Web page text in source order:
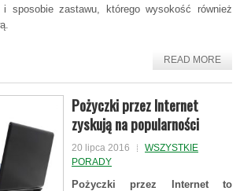
sposobie zastawu, którego wysokość również
READ MORE
Pożyczki przez Internet
zyskują na popularności
20 lipca 2016
WSZYSTKIE
PORADY
Pożyczki przez Internet to